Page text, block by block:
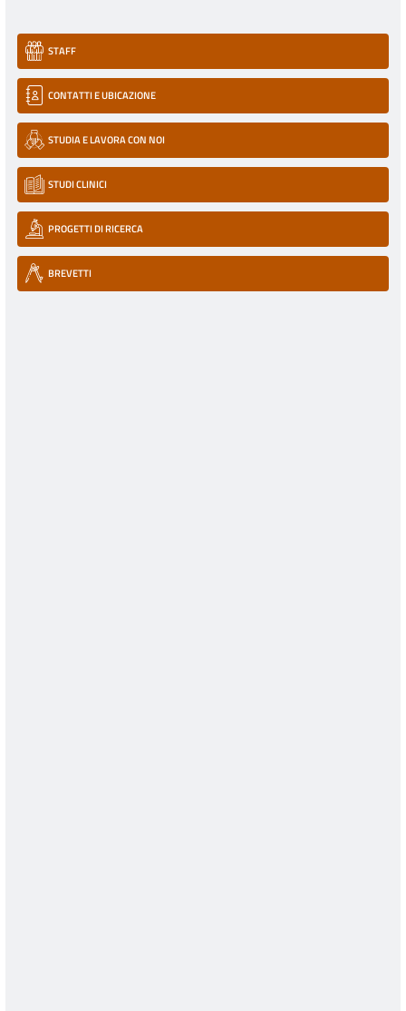
STAFF
CONTATTI E UBICAZIONE
STUDIA E LAVORA CON NOI
STUDI CLINICI
PROGETTI DI RICERCA
BREVETTI